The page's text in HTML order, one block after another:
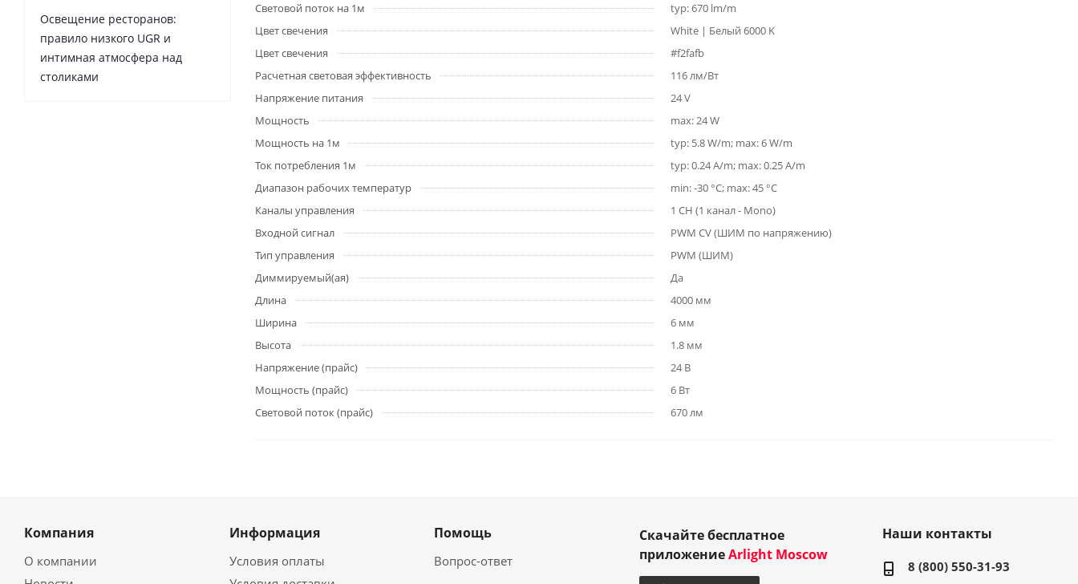
Световой поток на 1м
typ: 670 lm/m
Цвет свечения
White | Белый 6000 K
Цвет свечения
#f2fafb
Расчетная световая эффективность
116 лм/Вт
Напряжение питания
24 V
Мощность
max: 24 W
Мощность на 1м
typ: 5.8 W/m; max: 6 W/m
Ток потребления 1м
typ: 0.24 A/m; max: 0.25 A/m
Диапазон рабочих температур
min: -30 °C; max: 45 °C
Каналы управления
1 CH (1 канал - Mono)
Входной сигнал
PWM СV (ШИМ по напряжению)
Тип управления
PWM (ШИМ)
Диммируемый(ая)
Да
Длина
4000 мм
Ширина
6 мм
Высота
1.8 мм
Напряжение (прайс)
24 В
Мощность (прайс)
6 Вт
Световой поток (прайс)
670 лм
Освещение ресторанов:
правило низкого UGR и
интимная атмосфера над
столиками
Компания
О компании
Информация
Условия оплаты
Помощь
Вопрос-ответ
Скачайте бесплатное
приложениеArlight Moscow
Наши контакты
8 (800) 550-31-93